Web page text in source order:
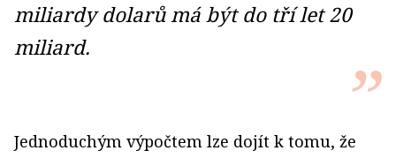
miliardy dolarů má být do tří let 20
miliard.
Jednoduchým výpočtem lze dojít k tomu, že